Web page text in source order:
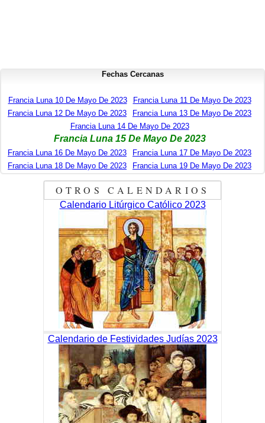
Fechas Cercanas
Francia Luna 10 De Mayo De 2023
Francia Luna 11 De Mayo De 2023
Francia Luna 12 De Mayo De 2023
Francia Luna 13 De Mayo De 2023
Francia Luna 14 De Mayo De 2023
Francia Luna 15 De Mayo De 2023
Francia Luna 16 De Mayo De 2023
Francia Luna 17 De Mayo De 2023
Francia Luna 18 De Mayo De 2023
Francia Luna 19 De Mayo De 2023
OTROS CALENDARIOS
Calendario Litúrgico Católico 2023
Calendario de Festividades Judías 2023